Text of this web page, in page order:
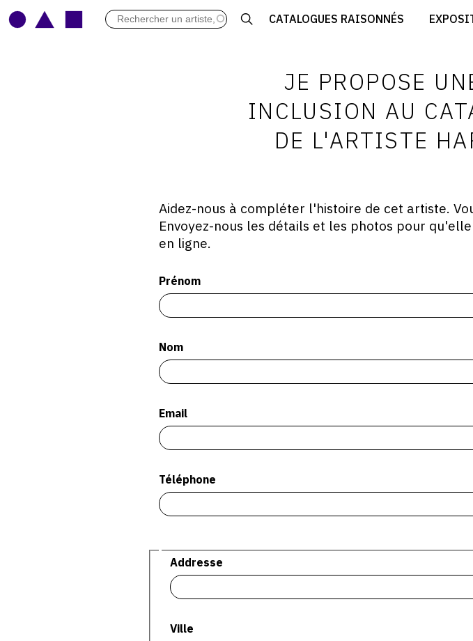
CATALOGUES RAISONNÉS
ARCHIVES DES EXPOSITIONS
LIBRAIRIE : LIVRES & CATALOGUES
CRÉER SON
DEVENIR
JE PROPOSE
INCLUSION AU
DE L'ARTISTE
Aidez-nous à compléter l'histoire de cet artiste.
Envoyez-nous les détails et les photos pour
en ligne.
Prénom
Nom
Email
Téléphone
Adresse
Addresse
Ville